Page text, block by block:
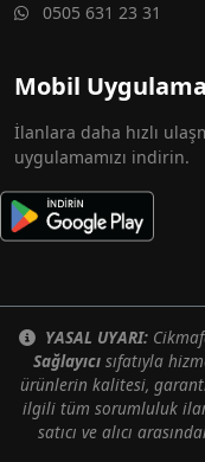
0505 631 23 31
Mobil
İlanlara daha hızlı
uygulamamızı indirin.
YASAL UYARI:
Sağlayıcısıfatıyla
ürünlerin kalitesi,
ilgili tüm sorumluluk
satıcı ve alıcı